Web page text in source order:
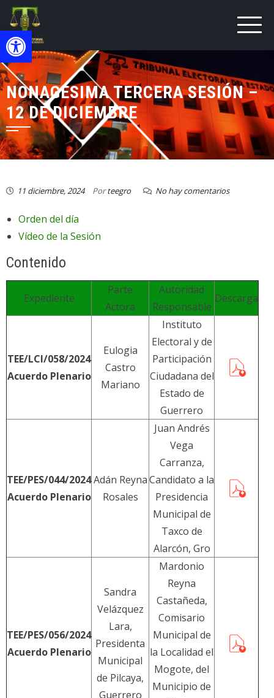
Open toolbar
NONAGÉSIMA TERCERA SESIÓN –
12 DE DICIEMBRE
11 diciembre, 2024 Porteegro No hay comentarios
Orden del día
Vídeo de la Sesión
Contenido
Expediente
Parte
Actora
Autoridad
Responsable
Descarga
TEE/LCI/058/2024
Acuerdo Plenario
Eulogia
Castro
Mariano
Instituto
Electoral y de
Participación
Ciudadana del
Estado de
Guerrero
TEE/PES/044/2024
Acuerdo Plenario
Adán Reyna
Rosales
Juan Andrés
Vega
Carranza,
Candidato a la
Presidencia
Municipal de
Taxco de
Alarcón, Gro
TEE/PES/056/2024
Acuerdo Plenario
Sandra
Velázquez
Lara,
Presidenta
Municipal
de Pilcaya,
Guerrero
Mardonio
Reyna
Castañeda,
Comisario
Municipal de
la Localidad el
Mogote, del
Municipio de